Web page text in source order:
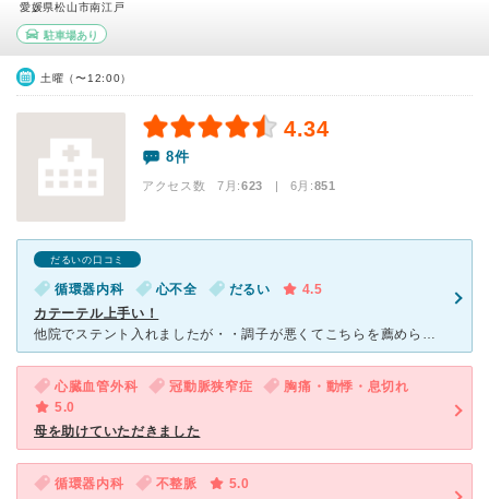
愛媛県松山市南江戸
駐車場あり
土曜（〜12:00）
4.34
8件
アクセス数 7月:623 | 6月:851
だるいの口コミ
循環器内科 心不全 だるい
4.5
カテーテル上手い！
他院でステント入れましたが・・調子が悪くてこちらを薦められました・ 前院でのカテーテルでは腕部にあざ・・手が動かせない・・→始めてのカテーテルだったのでこんなものなのだろうと思ってましたが、こちらの
心臓血管外科 冠動脈狭窄症
胸痛・動悸・息切れ
5.0
母を助けていただきました
循環器内科 不整脈
5.0